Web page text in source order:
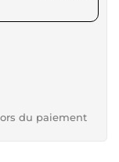
du paiement